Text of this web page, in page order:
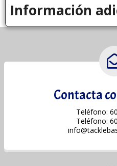
Información
Contacta
Teléfono:
Teléfono: